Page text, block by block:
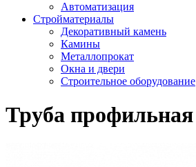
Автоматизация
Стройматериалы
Декоративный камень
Камины
Металлопрокат
Окна и двери
Строительное оборудование
Труба профильная